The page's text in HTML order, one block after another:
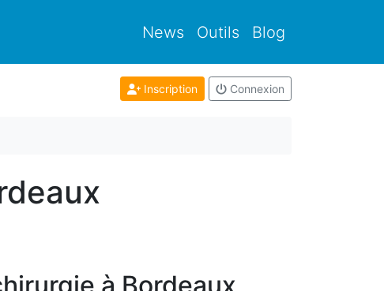
News Outils Blog
Inscription Connexion